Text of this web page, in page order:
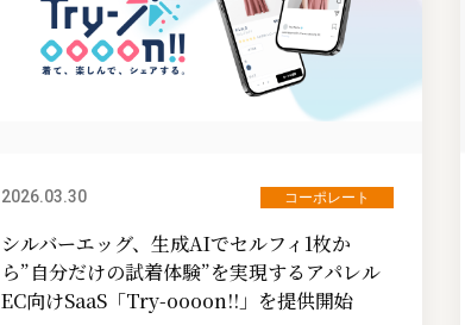
2026.03.30 コーポレート
シルバーエッグ、生成AIでセルフィ1枚か
ら”自分だけの試着体験”を実現するアパレル
EC向けSaaS「Try-oooon!!」を提供開始